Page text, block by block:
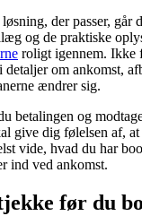
der passer, går
og de praktiske
roligt igennem. Ikke
om ankomst,
ændrer sig.
betalingen og
give dig følelsen af, at
vide, hvad du har
ind ved ankomst.
før du